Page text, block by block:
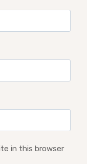
in this browser